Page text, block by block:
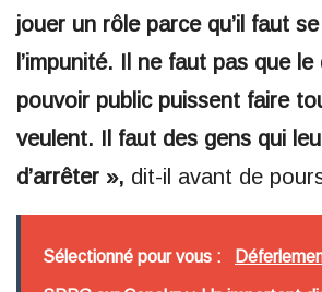
jouer un rôle parce qu’il faut
l’impunité. Il ne faut pas que
pouvoir public puissent faire
veulent. Il faut des gens qui
d’arrêter », dit-il avant de
Sélectionné pour vous :